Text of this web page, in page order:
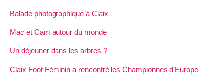
Balade photographique à Claix
Mac et Cam autour du monde
Un déjeuner dans les arbres ?
Claix Foot Féminin a rencontré les Championnes d’Europe